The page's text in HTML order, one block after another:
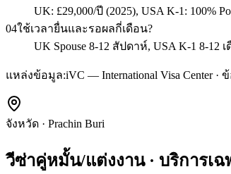
UK: £29,000/ปี (2025), USA K-1: 100%
04ใช้เวลายื่นและรอผลกี่เดือน?
UK Spouse 8-12 สัปดาห์, USA K-1 8-12 เ
แหล่งข้อมูล:iVC — International Visa Center ·
จังหวัด · Prachin Buri
วีซ่าคู่หมั้น/แต่งงาน· บริการเฉ